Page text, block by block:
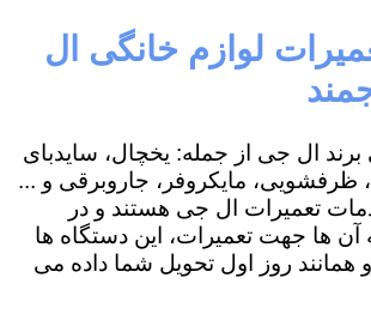
لوازم خانگی ال
ال جی از جمله: یخچال، سایدبای
ظرفشویی، مایکروفر، جاروبرقی و ...
تعمیرات ال جی هستند و در
ها جهت تعمیرات، این دستگاه ها
همانند روز اول تحویل شما داده می